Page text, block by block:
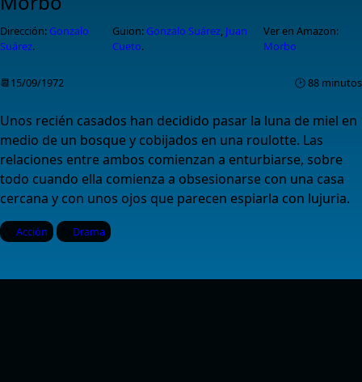
Dirección:Gonzalo
Suárez.
Guion:Gonzalo Suárez, Juan
Cueto.
Ver en Amazon:
Morbo
📆15/09/1972 🕑 88 minutos
Unos recién casados han decidido pasar la luna de miel en
medio de un bosque y cobijados en una roulotte. Las
relaciones entre ambos comienzan a enturbiarse, sobre
todo cuando ella comienza a obsesionarse con una casa
cercana y con unos ojos que parecen espiarla con lujuria.
Acción Drama